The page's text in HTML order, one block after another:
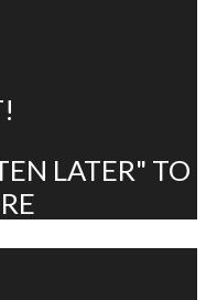
LATER" TO